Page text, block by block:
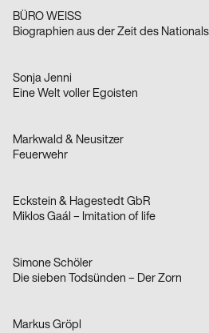
BÜRO WEISS
Sonja Jenni
Eine Welt voller Egoisten
Markwald & Neusitzer
Feuerwehr
Eckstein & Hagestedt GbR
Miklos Gaál – Imitation of life
Simone Schöler
Die sieben Todsünden – Der Zorn
Markus Gröpl